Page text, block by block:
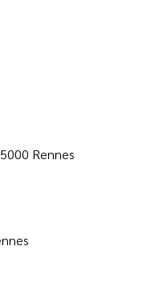
Rennes